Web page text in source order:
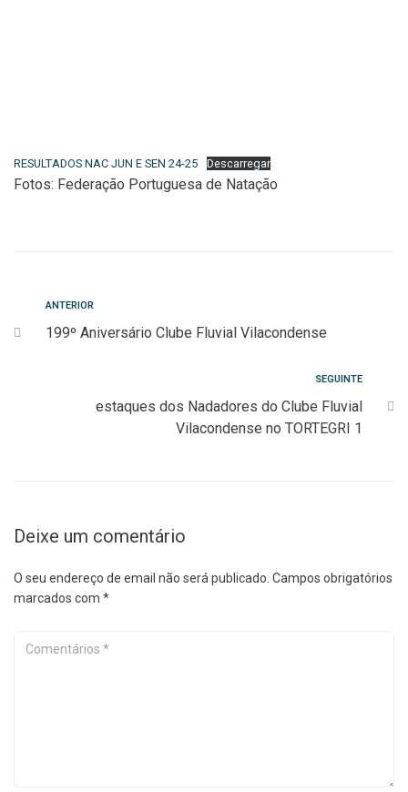
RESULTADOS NAC JUN E SEN 24-25 Descarregar
Fotos: Federação Portuguesa de Natação
Navegação
de
Anterior
ANTERIOR
199º Aniversário Clube Fluvial Vilacondense
SEGUINTE
estaques dos Nadadores do Clube Fluvial
Vilacondense no TORTEGRI 1
Deixe um comentário
O seu endereço de email não será publicado. Campos obrigatórios
marcados com *